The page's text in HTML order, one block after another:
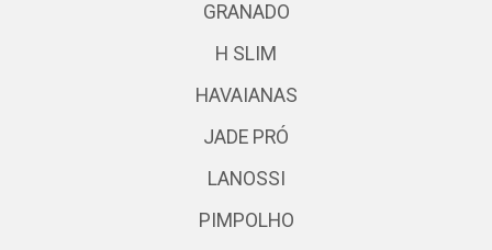
GRANADO
H SLIM
HAVAIANAS
JADE PRÓ
LANOSSI
PIMPOLHO